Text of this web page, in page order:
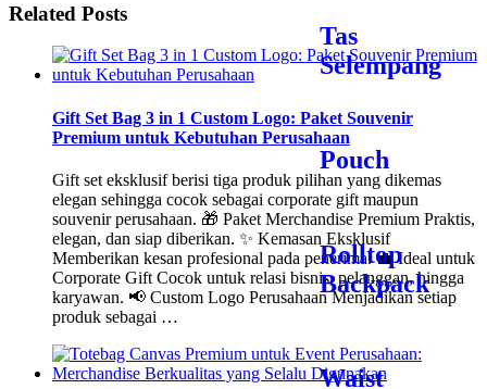
Tas
Selempang
Pouch
Rolltop
Backpack
Waist
Related Posts
Gift Set Bag 3 in 1 Custom Logo: Paket Souvenir
Premium untuk Kebutuhan Perusahaan
Gift set eksklusif berisi tiga produk pilihan yang dikemas
elegan sehingga cocok sebagai corporate gift maupun
souvenir perusahaan. 🎁 Paket Merchandise Premium Praktis,
elegan, dan siap diberikan. ✨ Kemasan Eksklusif
Memberikan kesan profesional pada penerima. 💼 Ideal untuk
Corporate Gift Cocok untuk relasi bisnis, pelanggan, hingga
karyawan. 📢 Custom Logo Perusahaan Menjadikan setiap
produk sebagai …